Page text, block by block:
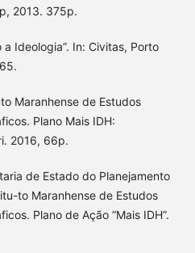
2013. 375p.
a Ideologia”. In: Civitas, Porto
Maranhense de Estudos
Plano Mais IDH:
2016, 66p.
de Estado do Planejamento
to Maranhense de Estudos
Plano de Ação “Mais IDH”.